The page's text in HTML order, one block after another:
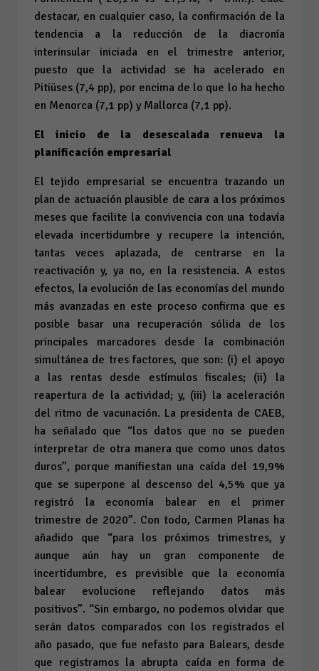
destacar, en cualquier caso, la confirmación de la
tendencia a la reducción de la diacronía
interinsular iniciada en el trimestre anterior,
puesto que la actividad se ha acelerado en
Pitiüses (7,4 pp), por encima de lo que lo ha hecho
en Menorca (7,1 pp) y Mallorca (7,1 pp).
El inicio de la desescalada renueva la
planificación empresarial
El tejido empresarial se encuentra trazando un
plan de actuación plausible de cara a los próximos
meses que facilite la convivencia con una todavía
elevada incertidumbre y recupere la intención,
tantas veces aplazada, de centrarse en la
reactivación y, ya no, en la resistencia. A estos
efectos, la evolución de las economías del mundo
más avanzadas en este proceso confirma que es
posible basar una recuperación sólida de los
principales marcadores desde la combinación
simultánea de tres factores, que son: (i) el apoyo
a las rentas desde estímulos fiscales; (ii) la
reapertura de la actividad; y, (iii) la aceleración
del ritmo de vacunación. La presidenta de CAEB,
ha señalado que “los datos que no se pueden
interpretar de otra manera que como unos datos
duros”, porque manifiestan una caída del 19,9%
que se superpone al descenso del 4,5% que ya
registró la economía balear en el primer
trimestre de 2020”. Con todo, Carmen Planas ha
añadido que “para los próximos trimestres, y
aunque aún hay un gran componente de
incertidumbre, es previsible que la economía
balear evolucione reflejando datos más
positivos”. “Sin embargo, no podemos olvidar que
serán datos comparados con los registrados el
año pasado, que fue nefasto para Balears, desde
que registramos la abrupta caída en forma de